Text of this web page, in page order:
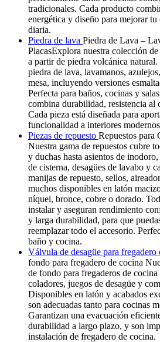
tradicionales. Cada producto
energética y diseño para mejorar
diaria.
Piedra de lava Piedra de Lava –
PlacasExplora nuestra colección
a partir de piedra volcánica
piedra de lava, lavamanos,
mesa, incluyendo versiones
Perfecta para baños, cocinas y
combina durabilidad, resistencia al
Cada pieza está diseñada para
funcionalidad a interiores
Piezas de repuesto Repuestos
Nuestra gama de repuestos cubre
y duchas hasta asientos de
de cisterna, desagües de lavabo y
manijas de repuesto, sellos,
muchos disponibles en latón
níquel, bronce, cobre o dorado.
instalar y aseguran rendimiento
y larga durabilidad, para que
reemplazar todo el accesorio.
baño y cocina.
Válvula de desagüe para fregadero
fondo para fregadero de cocina
de fondo para fregaderos de
coladores, juegos de desagüe y
Disponibles en latón y acabados
son adecuadas tanto para cocinas
Garantizan una evacuación
durabilidad a largo plazo, y son
instalación de fregadero de cocina.